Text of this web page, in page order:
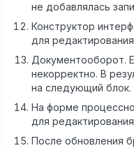
не добавлялась
Конструктор
для
Документооборот.
некорректно. В
на следующий блок.
На форме
для
После обновления